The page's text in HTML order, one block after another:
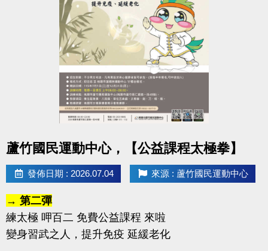
蘆竹國民運動中心，【公益課程太極拳】
發佈日期 : 2026.07.04 來源 : 蘆竹國民運動中心
→ 第二彈
練太極 呷百二 免費公益課程 來啦
變身習武之人，提升免疫 延緩老化